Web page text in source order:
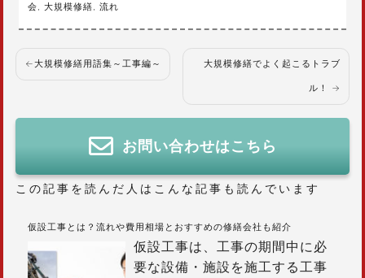
会, 大規模修繕, 流れ
投
ビ
ー
シ
ン
大規模修繕用語集～工事編～
大規模修繕でよく起こるトラブ
ル！
お問い合わせはこちら
この記事を読んだ人はこんな記事も読んでいます
仮設工事とは？流れや費用相場とおすすめの修繕会社も紹介
仮設工事は、工事の期間中に必
要な設備・施設を施工する工事